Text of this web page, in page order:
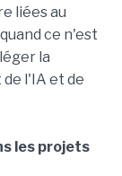
liées au
ce n'est
la
l'IA et de
les projets